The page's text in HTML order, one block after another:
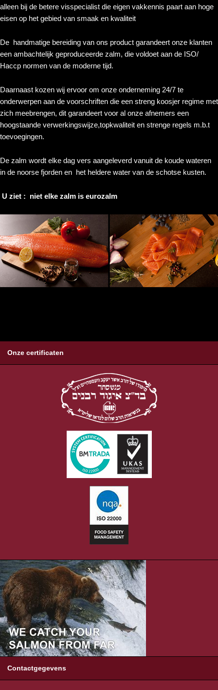
alleen bij de betere visspecialist die eigen vakkennis paart aan hoge
eisen op het gebied van smaak en kwaliteit
De handmatige bereiding van ons product garandeert onze klanten
een ambachtelijk geproduceerde zalm, die voldoet aan de ISO/
Haccp normen van de moderne tijd.
Daarnaast kozen wij ervoor om onze onderneming 24/7 te
onderwerpen aan de voorschriften die een streng koosjer regime met
zich meebrengen, dit garandeert voor al onze afnemers een
hoogstaande verwerkingswijze,topkwaliteit en strenge regels m.b.t
toevoegingen.
De zalm wordt elke dag vers aangeleverd vanuit de koude wateren
in de noorse fjorden en het heldere water van de schotse kusten.
U ziet : niet elke zalm is eurozalm
Onze certificaten
Contactgegevens